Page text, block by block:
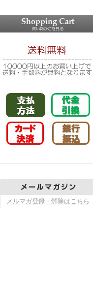
メルマガ登録・解除はこちら